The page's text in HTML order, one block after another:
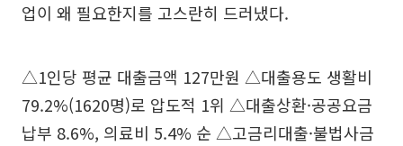
업이 왜 필요한지를 고스란히 드러냈다.
△1인당 평균 대출금액 127만원 △대출용도 생활비
79.2%(1620명)로 압도적 1위 △대출상환·공공요금
납부 8.6%, 의료비 5.4% 순 △고금리대출·불법사금